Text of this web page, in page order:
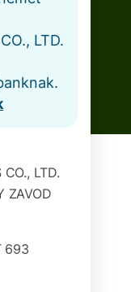
LTD.
LTD.
ZAVOD
693